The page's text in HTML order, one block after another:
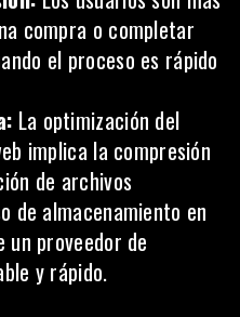
compra o completar
el proceso es rápido
La optimización del
implica la compresión
de archivos
de almacenamiento en
un proveedor de
y rápido.